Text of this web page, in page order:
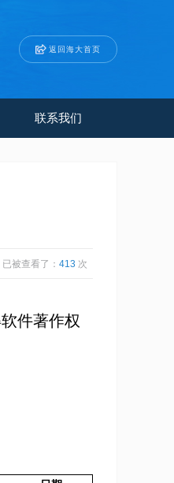
返回海大首页
联系我们
已被查看了： 413 次
件著作权